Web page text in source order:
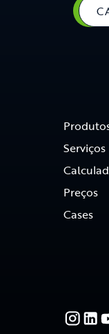
Serviços
Preços
Cases